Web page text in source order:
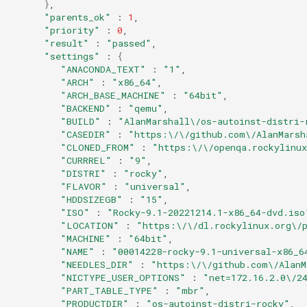
}
"parents_ok"
: 1
"priority"
: 0
"result"
: "passed"
"settings"
:
{
"ANACONDA_TEXT"
: "1"
"ARCH"
: "x86_64"
"ARCH_BASE_MACHINE"
: "64bit"
"BACKEND"
: "qemu"
"BUILD"
:
"AlanMarshall\/os-autoinst-distri-
"CASEDIR"
:
"https:\/\/github.com\/
"CLONED_FROM"
:
"https:\/\/
"CURRREL"
: "9"
"DISTRI"
: "rocky"
"FLAVOR"
: "universal"
"HDDSIZEGB"
: "15"
"ISO"
:
"Rocky-9.1-20221214.1-x86_64-
"LOCATION"
:
"https:\/\/dl.rockylinux.org\/
"MACHINE"
: "64bit"
"NAME"
:
"00014228-rocky-9.1-universal-
"NEEDLES_DIR"
:
"https:\/\/github.com\/
"NICTYPE_USER_OPTIONS"
:
"net=172.16.2.0\/
"PART_TABLE_TYPE"
: "mbr"
"PRODUCTDIR"
: "os-autoinst-distri-rocky"